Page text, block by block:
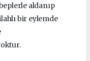
aldanıp
bir eylemde